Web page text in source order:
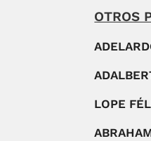
OTROS
LOPE